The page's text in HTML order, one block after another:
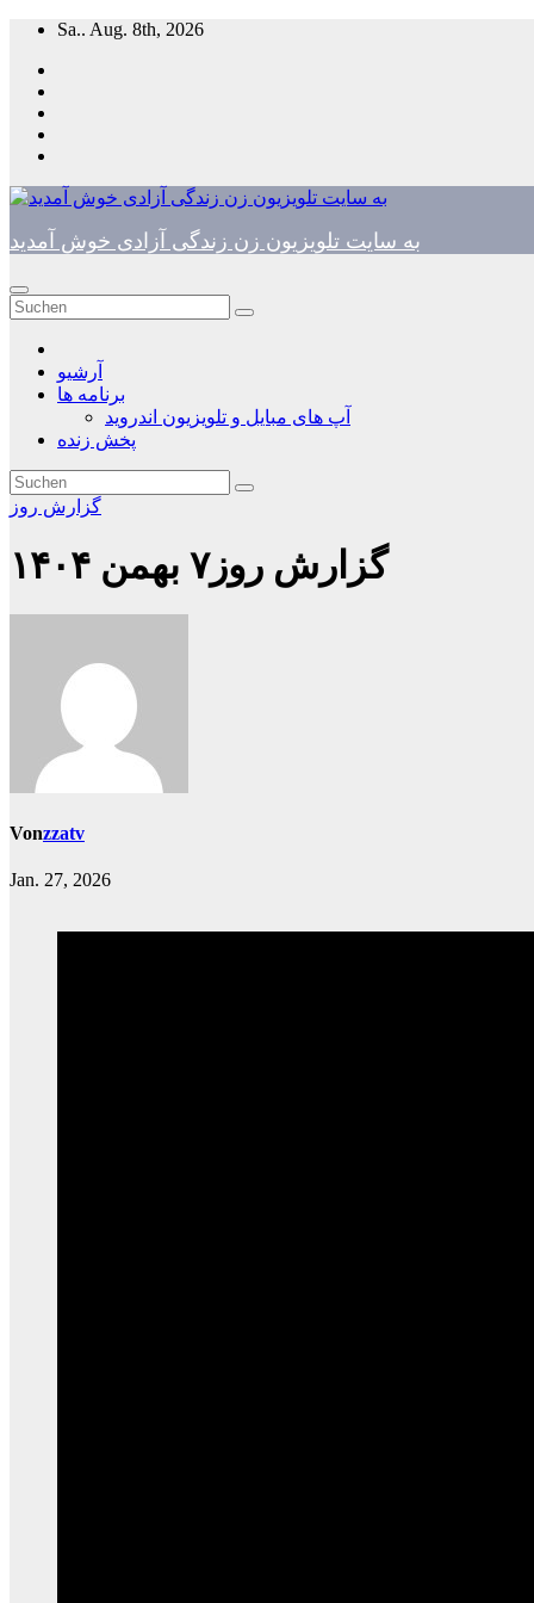
Zum
springen
Sa.. Aug. 8th, 2026
به سایت تلویزیون زن زندگی آزادی خوش آمدید
آرشیو
برنامه ها
آپ های مبایل و تلویزیون اندروید
پخش زنده
گزارش روز
گزارش روز۷ بهمن ۱۴۰۴
Vonzzatv
Jan. 27, 2026